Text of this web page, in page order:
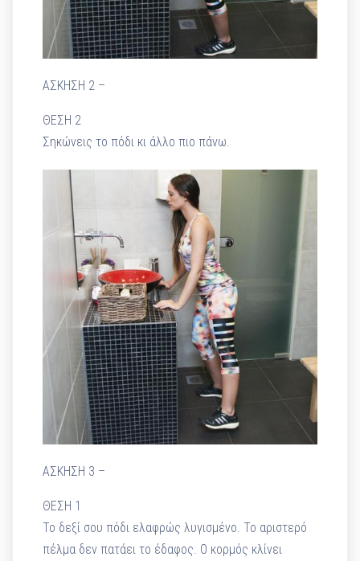
ΑΣΚΗΣΗ 2 –
ΘΕΣΗ 2
Σηκώνεις το πόδι κι άλλο πιο πάνω.
ΑΣΚΗΣΗ 3 –
ΘΕΣΗ 1
Το δεξί σου πόδι ελαφρώς λυγισμένο. Το αριστερό
πέλμα δεν πατάει το έδαφος. Ο κορμός κλίνει